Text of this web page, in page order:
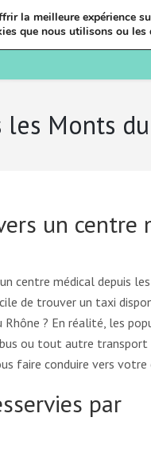
Monts
un
centre médical depuis
de trouver un taxi
? En réalité, les
ou tout autre
faire conduire vers votre
par
la meilleure expérience
que nous utilisons ou les